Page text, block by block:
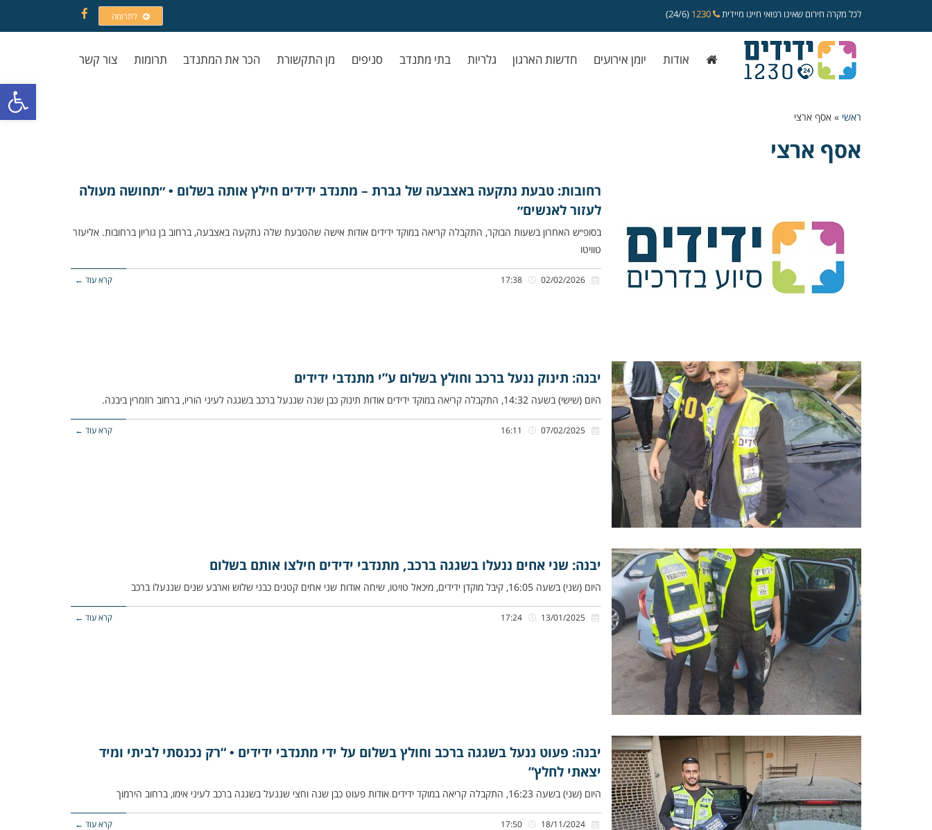
פתח
לכל מקרה חירום שאינו רפואי חייגו מיידית (24/6) לתרומה
Facebook
אודות יומן אירועים חדשות הארגון גלריות בתי מתנדב סניפים מן התקשורת הכר את המתנדב תרומות צור קשר
ראשי » אסף ארצי
אסף ארצי
רחובות: טבעת נתקעה באצבעה של גברת – מתנדב ידידים חילץ אותה בשלום • ״תחושה מעולה
לעזור לאנשים״
בסופ״ש האחרון בשעות הבוקר, התקבלה קריאה במוקד ידידים אודות אישה שהטבעת שלה נתקעה באצבעה, ברחוב בן גוריון ברחובות. אליעזר
טוויטו
קרא עוד ←
יבנה: תינוק ננעל ברכב וחולץ בשלום ע”י מתנדבי ידידים
היום (שישי) בשעה 14:32, התקבלה קריאה במוקד ידידים אודות תינוק כבן שנה שננעל ברכב בשגגה לעיני הוריו, ברחוב רוזמרין ביבנה.
קרא עוד ←
יבנה: שני אחים ננעלו בשגגה ברכב, מתנדבי ידידים חילצו אותם בשלום
היום (שני) בשעה 16:05, קיבל מוקדן ידידים, מיכאל טויטו, שיחה אודות שני אחים קטנים כבני שלוש וארבע שנים שננעלו ברכב
קרא עוד ←
יבנה: פעוט ננעל בשגגה ברכב וחולץ בשלום על ידי מתנדבי ידידים • “רק נכנסתי לביתי ומיד
יצאתי לחלץ”
היום (שני) בשעה 16:23, התקבלה קריאה במוקד ידידים אודות פעוט כבן שנה וחצי שננעל בשגגה ברכב לעיני אימו, ברחוב הירמוך
קרא עוד ←